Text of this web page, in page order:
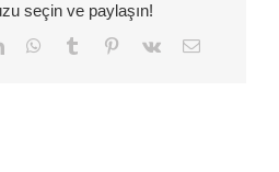
seçin ve paylaşın!
LinkedInWhatsApp
Tumblr Pinterest
Vk
E-